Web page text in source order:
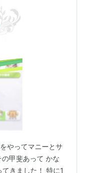
やってマニーとサ
甲斐あって かな
きました！ 特に1